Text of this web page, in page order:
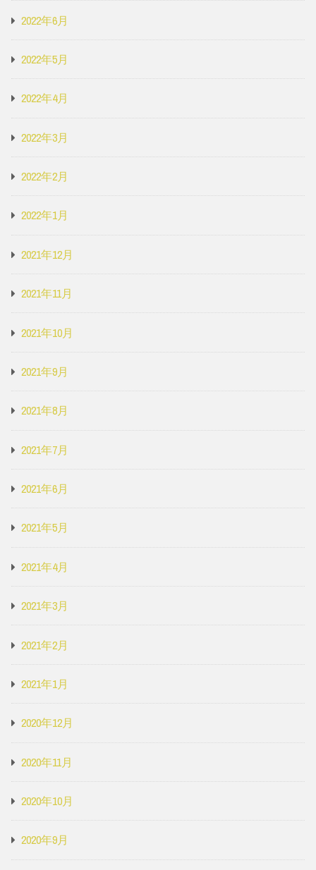
2022年6月
2022年5月
2022年4月
2022年3月
2022年2月
2022年1月
2021年12月
2021年11月
2021年10月
2021年9月
2021年8月
2021年7月
2021年6月
2021年5月
2021年4月
2021年3月
2021年2月
2021年1月
2020年12月
2020年11月
2020年10月
2020年9月